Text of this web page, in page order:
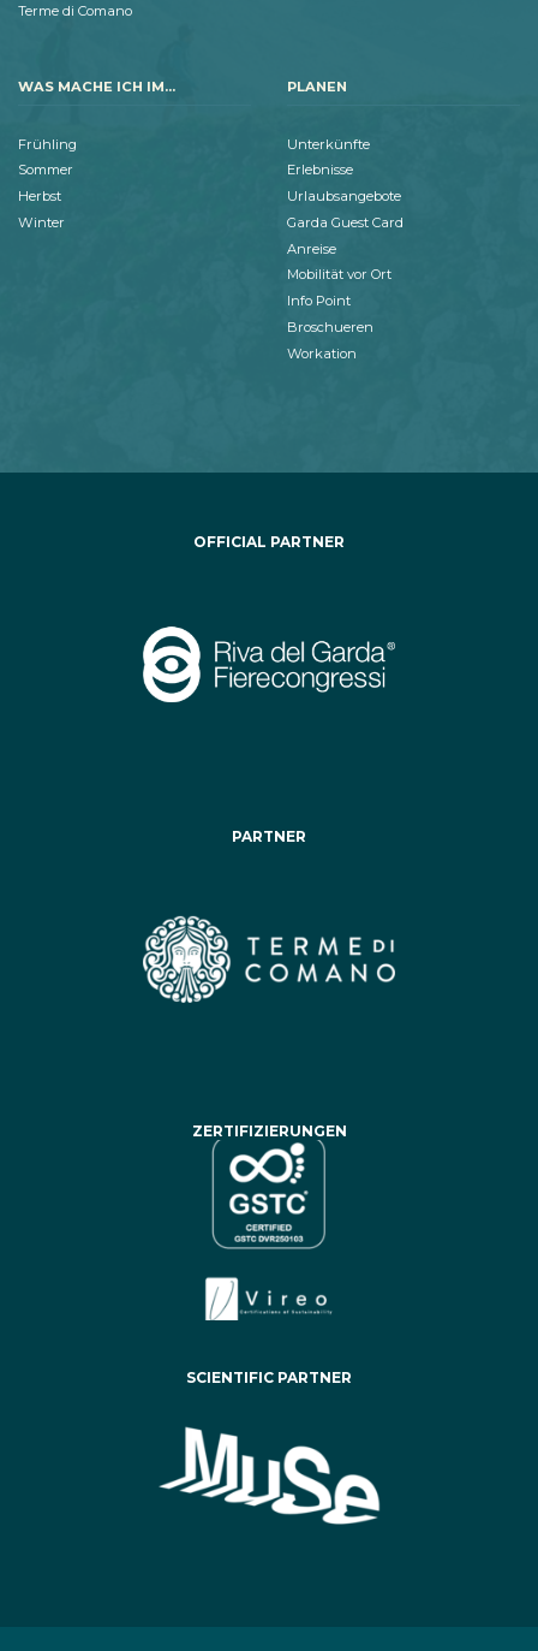
Terme di Comano
WAS MACHE ICH IM...
Frühling
Sommer
Herbst
Winter
PLANEN
Unterkünfte
Erlebnisse
Urlaubsangebote
Garda Guest Card
Anreise
Mobilität vor Ort
Info Point
Broschueren
Workation
OFFICIAL PARTNER
PARTNER
ZERTIFIZIERUNGEN
SCIENTIFIC PARTNER